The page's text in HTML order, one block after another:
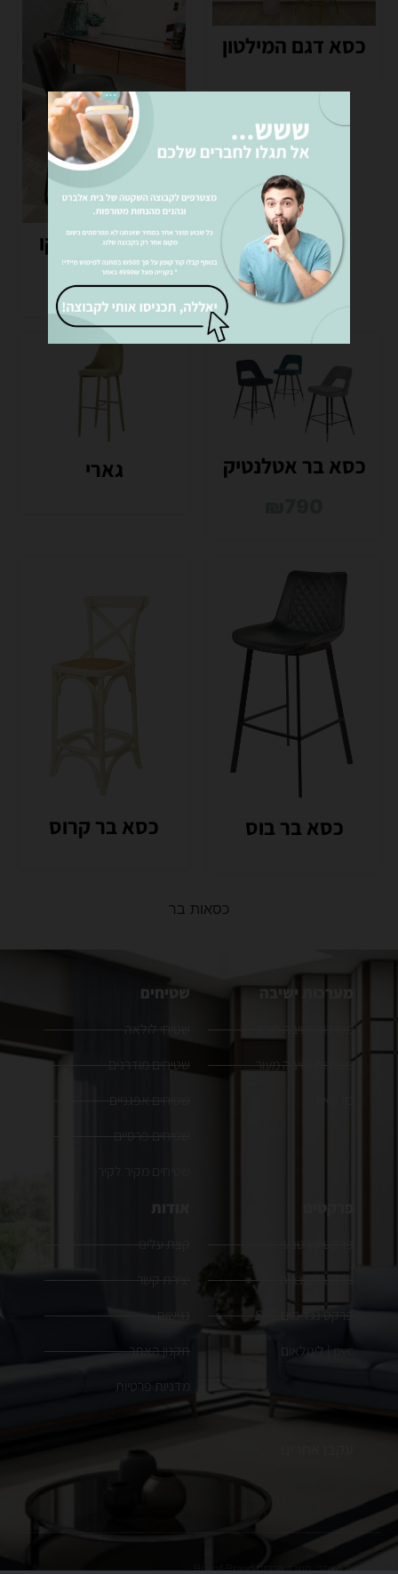
כסא דגם המילטון
כסא בר בלאנקו
₪699
כסא בר אטלנטיק גארי
כסא בר בוס כסא בר קרוס
כסאות בר
מערכות ישיבה
מערכות ישיבה מבד
מערכות ישיבה מעור
כורסאות
שטיחים
שטיחי לולאה
שטיחים מודרנים
שטיחים אפגניים
שטיחים פרסיים
שטיחים מקיר לקיר
פרקטים
פרקט עץ טבעי
פרקט למינציה
פרקט נגד מים SPC
pvc | לינולאום
אודות
קצת עלינו
יצירת קשר
נגישות
תקנון האתר
מדניות פרטיות
הקמת האתר:משרד פרסוםBrain&Brand